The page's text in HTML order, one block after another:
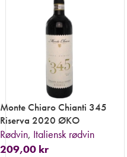
Monte Chiaro Chianti 345
Riserva 2020 ØKO
Rødvin, Italiensk rødvin
209,00 kr